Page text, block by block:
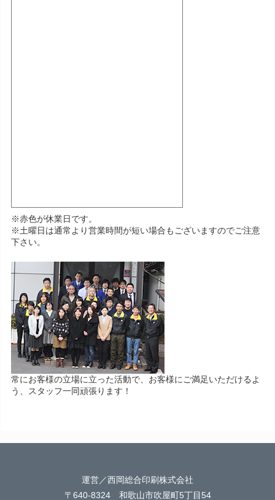
※赤色が休業日です。
※土曜日は通常より営業時間が短い場合もございますのでご注意
下さい。
常にお客様の立場に立った活動で、お客様にご満足いただけるよ
う、スタッフ一同頑張ります！
運営／西岡総合印刷株式会社
〒640-8324 和歌山市吹屋町5丁目54